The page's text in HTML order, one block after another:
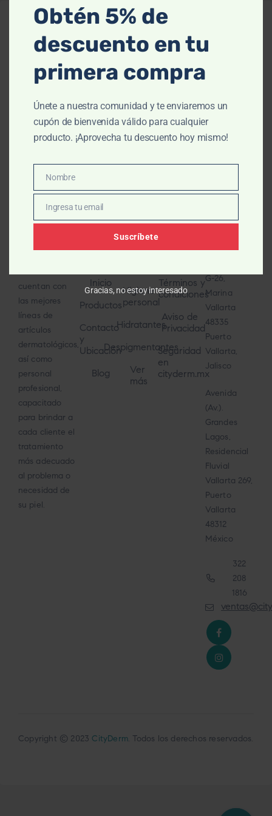
La más alta
calidad
dermatológicos
Expertos en
piel
un clic
Atención a
clientes todos
A través de
nuestro chat
Protegido
cuentan con
las mejores
líneas de
artículos
dermatológicos,
así como
personal
profesional,
capacitado
para brindar a
cada cliente el
tratamiento
más adecuado
al problema o
necesidad de
su piel.
MAP
A DE
O
Inicio
Productos
Contacto
y
Ubicación
Blog
EGO
RÍAS
Higiene
personal
Hidratantes
Despigmentantes
Ver
más
INFO
CIÓN
Términos y
condiciones
Aviso de
Privacidad
Seguridad
en
cityderm.mx
O
Plaza
G-26,
Marina
Vallarta
48335
Puerto
Vallarta,
Jalisco
Avenida
(Av.).
Grandes
Lagos,
Residencial
Fluvial
Vallarta 269,
Puerto
Vallarta
48312
México
322
208
1816
Copyright © 2023 CityDerm. Todos los derechos reservados.
Obtén 5% de
descuento en tu
primera compra
Únete a nuestra comunidad y te enviaremos un
cupón de bienvenida válido para cualquier
producto. ¡Aprovecha tu descuento hoy mismo!
Nombre
Nombre
Email
Ingresa tu email
Suscríbete
Gracias, no estoy interesado